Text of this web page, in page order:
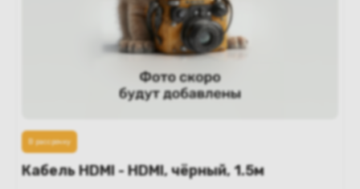
Кабель HDMI - HDMI, чёрный, 1.5м
В рассрочку